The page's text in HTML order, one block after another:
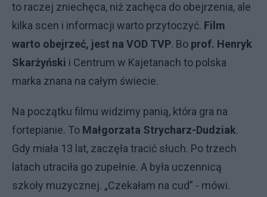
to raczej zniechęca, niż zachęca do obejrzenia, ale
kilka scen i informacji warto przytoczyć. Film
warto obejrzeć, jest na VOD TVP. Bo prof. Henryk
Skarżyński i Centrum w Kajetanach to polska
marka znana na całym świecie.
Na początku filmu widzimy panią, która gra na
fortepianie. To Małgorzata Strycharz-Dudziak.
Gdy miała 13 lat, zaczęła tracić słuch. Po trzech
latach utraciła go zupełnie. A była uczennicą
szkoły muzycznej. „Czekałam na cud” - mówi.